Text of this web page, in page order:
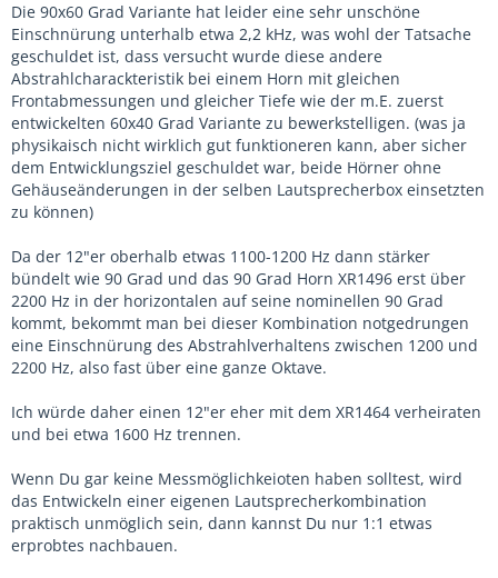
Die 90x60 Grad Variante hat leider eine sehr unschöne
Einschnürung unterhalb etwa 2,2 kHz, was wohl der Tatsache
geschuldet ist, dass versucht wurde diese andere
Abstrahlcharackteristik bei einem Horn mit gleichen
Frontabmessungen und gleicher Tiefe wie der m.E. zuerst
entwickelten 60x40 Grad Variante zu bewerkstelligen. (was ja
physikaisch nicht wirklich gut funktioneren kann, aber sicher
dem Entwicklungsziel geschuldet war, beide Hörner ohne
Gehäuseänderungen in der selben Lautsprecherbox einsetzten
zu können)
Da der 12"er oberhalb etwas 1100-1200 Hz dann stärker
bündelt wie 90 Grad und das 90 Grad Horn XR1496 erst über
2200 Hz in der horizontalen auf seine nominellen 90 Grad
kommt, bekommt man bei dieser Kombination notgedrungen
eine Einschnürung des Abstrahlverhaltens zwischen 1200 und
2200 Hz, also fast über eine ganze Oktave.
Ich würde daher einen 12"er eher mit dem XR1464 verheiraten
und bei etwa 1600 Hz trennen.
Wenn Du gar keine Messmöglichkeioten haben solltest, wird
das Entwickeln einer eigenen Lautsprecherkombination
praktisch unmöglich sein, dann kannst Du nur 1:1 etwas
erprobtes nachbauen.